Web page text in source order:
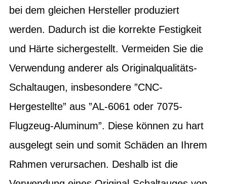
bei dem gleichen Hersteller produziert
werden. Dadurch ist die korrekte Festigkeit
und Härte sichergestellt. Vermeiden Sie die
Verwendung anderer als Originalqualitäts-
Schaltaugen, insbesondere ”CNC-
Hergestellte” aus ”AL-6061 oder 7075-
Flugzeug-Aluminum”. Diese können zu hart
ausgelegt sein und somit Schäden an Ihrem
Rahmen verursachen. Deshalb ist die